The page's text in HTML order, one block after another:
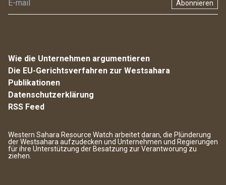
Abonnieren
Wie die Unternehmen argumentieren
Die EU-Gerichtsverfahren zur Westsahara
Publikationen
Datenschutzerklärung
RSS Feed
Western Sahara Resource Watch arbeitet daran, die Plünderung
der Westsahara aufzudecken und Unternehmen und Regierungen
für ihre Unterstützung der Besatzung zur Verantworung zu
ziehen.